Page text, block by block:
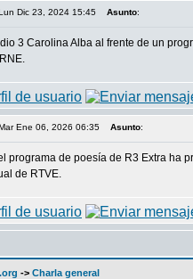
Dic 23, 2024 15:45 Asunto:
3 Carolina Alba al frente de un
Ene 06, 2026 06:35 Asunto:
programa de poesía de R3 Extra ha
de RTVE.
-> Charla general